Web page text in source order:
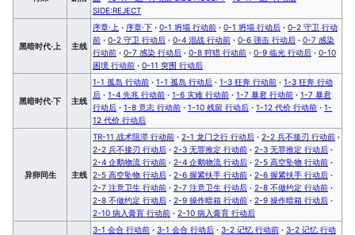
SIDE:REJECT
黑暗时代·上 主线
序章·上 · 序章·下 · 0-1 坍塌 行动前 · 0-1 坍塌 行动后 · 0-2 守卫 行动
前 · 0-2 守卫 行动后 · 0-4 混战 行动前 · 0-6 强击 行动后 · 0-7 感染
行动前 · 0-7 感染 行动后 · 0-8 狩猎 行动前 · 0-9 临光 行动后 · 0-10
困境 行动前 · 0-11 突围 行动后
黑暗时代·下 主线
1-1 孤岛 行动前 · 1-1 孤岛 行动后 · 1-3 狂奔 行动前 · 1-3 狂奔 行动
后 · 1-4 先兆 行动前 · 1-6 灾难 行动前 · 1-7 暴君 行动前 · 1-7 暴君
行动后 · 1-8 意志 行动前 · 1-10 残留 行动后 · 1-12 代价 行动前 · 1-
12 代价 行动后
异卵同生 主线
TR-11 战术阻滞 行动前 · 2-1 龙门之行 行动后 · 2-2 兵不接刃 行动前 ·
2-2 兵不接刃 行动后 · 2-3 无罪推定 行动前 · 2-3 无罪推定 行动后 ·
2-4 企鹅物流 行动前 · 2-4 企鹅物流 行动后 · 2-5 高空坠物 行动前 ·
2-5 高空坠物 行动后 · 2-6 握紧扶手 行动前 · 2-6 握紧扶手 行动后 ·
2-7 注意卫生 行动前 · 2-7 注意卫生 行动后 · 2-8 不做约定 行动前 ·
2-8 不做约定 行动后 · 2-9 操作暗箱 行动前 · 2-9 操作暗箱 行动后 ·
2-10 病入膏肓 行动前 · 2-10 病入膏肓 行动后
3-1 会合 行动前 · 3-1 会合 行动后 · 3-2 记忆 行动前 · 3-2 记忆 行动